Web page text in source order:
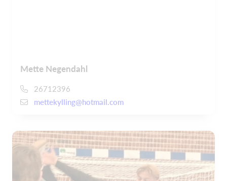
Mette Negendahl
26712396
mettekylling@hotmail.com